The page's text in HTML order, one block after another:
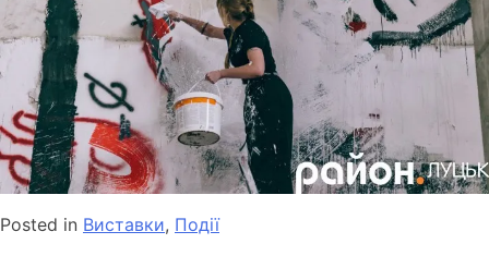
Posted in Виставки, Події